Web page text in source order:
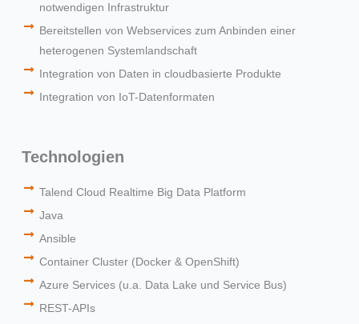
notwendigen Infrastruktur
Bereitstellen von Webservices zum Anbinden einer
heterogenen Systemlandschaft
Integration von Daten in cloudbasierte Produkte
Integration von IoT-Datenformaten
Technologien
Talend Cloud Realtime Big Data Platform
Java
Ansible
Container Cluster (Docker & OpenShift)
Azure Services (u.a. Data Lake und Service Bus)
REST-APIs